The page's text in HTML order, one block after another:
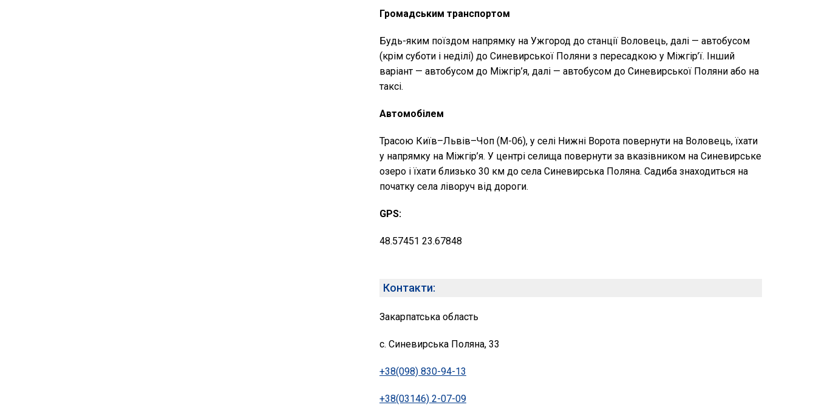
Громадським транспортом
Будь-яким поїздом напрямку на Ужгород до станції Воловець, далі — автобусом
(крім суботи і неділі) до Синевирської Поляни з пересадкою у Міжгір’ї. Інший
варіант — автобусом до Міжгір’я, далі — автобусом до Синевирської Поляни або на
таксі.
Автомобілем
Трасою Київ–Львів–Чоп (М-06), у селі Нижні Ворота повернути на Воловець, їхати
у напрямку на Міжгір’я. У центрі селища повернути за вказівником на Синевирське
озеро і їхати близько 30 км до села Синевирська Поляна. Садиба знаходиться на
початку села ліворуч від дороги.
GPS:
48.57451 23.67848
Контакти:
Закарпатська область
с. Синевирська Поляна, 33
+38(098) 830-94-13
+38(03146) 2-07-09